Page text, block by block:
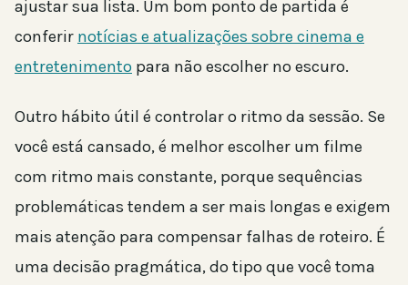
ajustar sua lista. Um bom ponto de partida é
conferir notícias e atualizações sobre cinema e
entretenimento para não escolher no escuro.
Outro hábito útil é controlar o ritmo da sessão. Se
você está cansado, é melhor escolher um filme
com ritmo mais constante, porque sequências
problemáticas tendem a ser mais longas e exigem
mais atenção para compensar falhas de roteiro. É
uma decisão pragmática, do tipo que você toma